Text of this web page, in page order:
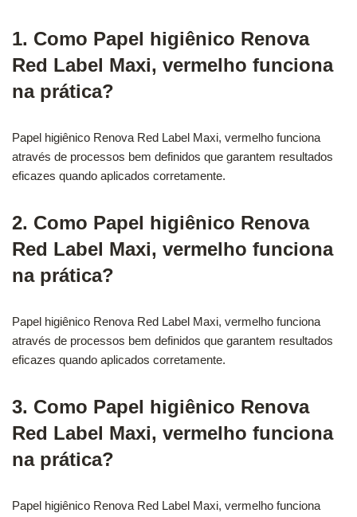
1. Como Papel higiênico Renova
Red Label Maxi, vermelho funciona
na prática?
Papel higiênico Renova Red Label Maxi, vermelho funciona
através de processos bem definidos que garantem resultados
eficazes quando aplicados corretamente.
2. Como Papel higiênico Renova
Red Label Maxi, vermelho funciona
na prática?
Papel higiênico Renova Red Label Maxi, vermelho funciona
através de processos bem definidos que garantem resultados
eficazes quando aplicados corretamente.
3. Como Papel higiênico Renova
Red Label Maxi, vermelho funciona
na prática?
Papel higiênico Renova Red Label Maxi, vermelho funciona